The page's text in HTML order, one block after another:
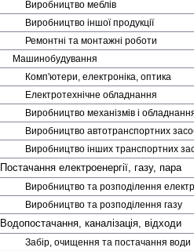
Виробництво меблів
Виробництво іншої продукції
Ремонтні та монтажні роботи
Машино­будування
Комп'ютери, електроніка, оптика
Електро­технічне обладнання
Виробництво механізмів і
Виробництво авто­транспортних
Виробництво інших транспортних
Постачання електро­енергії, газу, пара
Виробництво та розподілення
Виробництво та розподілення газу
Водопостачання, каналізація, відходи
Забір, очищення та постачання води